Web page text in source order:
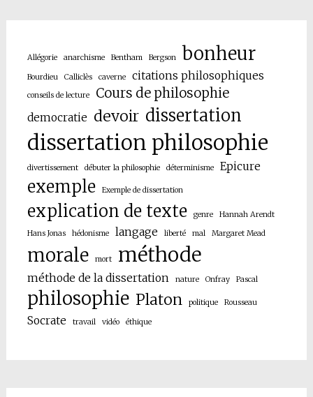
Allégorie anarchisme Bentham Bergson bonheur
Bourdieu Calliclès caverne citations philosophiques
conseils de lecture Cours de philosophie
democratie devoir dissertation
dissertation philosophie
divertissement débuter la philosophie déterminisme Epicure
exemple Exemple de dissertation
explication de texte genre Hannah Arendt
Hans Jonas hédonisme langage liberté mal Margaret Mead
morale mort méthode
méthode de la dissertation nature Onfray Pascal
philosophie Platon politique Rousseau
Socrate travail vidéo éthique